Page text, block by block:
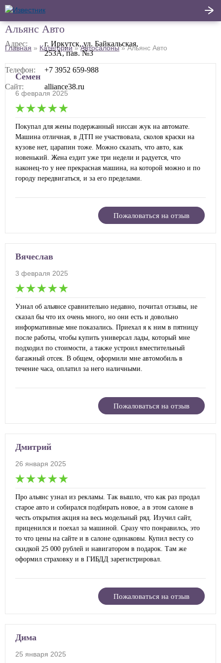
Адрес:
г. Иркутск, ул. Байкальская,
253А, пав. №3
Телефон:
+7 3952 659-988
Сайт:
alliance38.ru
Альянс Авто
Главная » Категории»Автосалоны»Альянс Авто
Семен
6 февраля 2025
Покупал для жены подержанный ниссан жук на автомате.
Машина отличная, в ДТП не участвовала, сколов краски на
кузове нет, царапин тоже. Можно сказать, что авто, как
новенький. Жена ездит уже три недели и радуется, что
наконец-то у нее прекрасная машина, на которой можно и по
городу передвигаться, и за его пределами.
Пожаловаться на отзыв
Вячеслав
3 февраля 2025
Узнал об альянсе сравнительно недавно, почитал отзывы, не
сказал бы что их очень много, но они есть и довольно
информативные мне показались. Приехал я к ним в пятницу
после работы, чтобы купить универсал лады, который мне
подходил по стоимости, а также устроил вместительный
багажный отсек. В общем, оформили мне автомобиль в
течение часа, оплатил за него наличными.
Пожаловаться на отзыв
Дмитрий
26 января 2025
Про альянс узнал из рекламы. Так вышло, что как раз продал
старое авто и собирался подбирать новое, а в этом салоне в
честь открытия акция на весь модельный ряд. Изучил сайт,
приценился и поехал за машиной. Сразу что понравилсь, это
то что цены на сайте и в салоне одинаковы. Купил весту со
скидкой 25 000 рублей и навигатором в подарок. Там же
оформил страховку и в ГИБДД зарегистрировал.
Пожаловаться на отзыв
Дима
25 января 2025
отзыв
Главная
Актуальные новости